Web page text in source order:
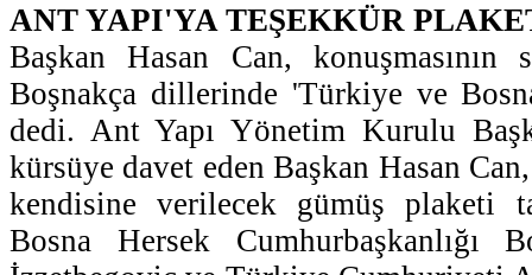
ANT YAPI'YA TEŞEKKÜR
Başkan Hasan Can, konuşmasının
Boşnakça dillerinde 'Türkiye ve
dedi. Ant Yapı Yönetim Kurulu
kürsüye davet eden Başkan Hasan
kendisine verilecek gümüş plaketi
Bosna Hersek Cumhurbaşkanlığı